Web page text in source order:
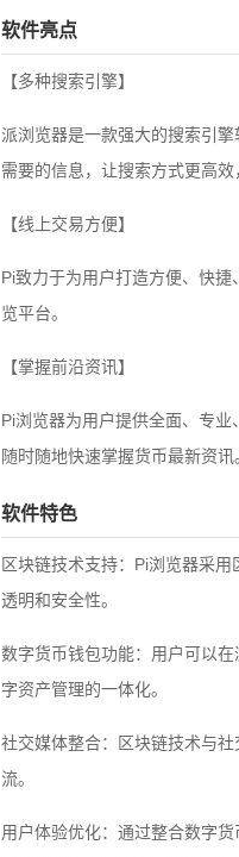
软件亮点
【多种搜索引擎】
派浏览器是一款强大的搜索引
需要的信息，让搜索方式更高效
【线上交易方便】
Pi致力于为用户打造方便、快
览平台。
【掌握前沿资讯】
Pi浏览器为用户提供全面、专
随时随地快速掌握货币最新资讯
软件特色
区块链技术支持：Pi浏览器采
透明和安全性。
数字货币钱包功能：用户可以
字资产管理的一体化。
社交媒体整合：区块链技术与
流。
用户体验优化：通过整合数字